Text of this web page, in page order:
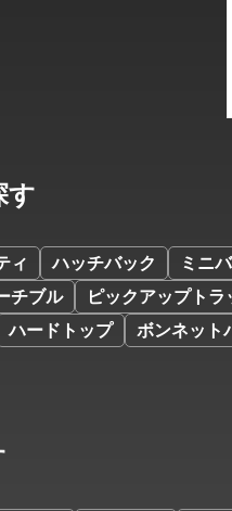
す
ィ ハッチバック
ミニ
チブル
ピックアップトラ
ハードトップ ボンネット